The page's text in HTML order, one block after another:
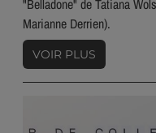
"Belladone" de Tatiana
Marianne Derrien).
VOIR PLUS